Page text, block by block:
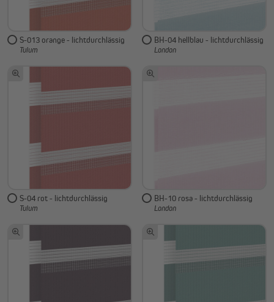
S-013 orange - lichtdurchlässig
Tulum
BH-04 hellblau - lichtdurchlässig
London
S-04 rot - lichtdurchlässig
Tulum
BH-10 rosa - lichtdurchlässig
London